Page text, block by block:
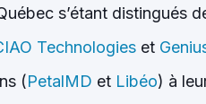
s’étant distingués
Technologieset
(PetalMD et Libéo) à